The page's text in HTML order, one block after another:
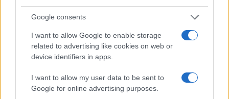
Google consents
I want to allow Google to enable storage
related to advertising like cookies on web or
device identifiers in apps.
I want to allow my user data to be sent to
Google for online advertising purposes.
Inter-Roma 5-2, lautaro e thuram
protagonisti e chivu elogia la
determinazione
Inter batte Roma 5-2 il 05/04/2026: la coppia Lautaro-
Martinez/Thuram torna decisiva e il tecnico esalta la
reazione nella ripresa
Francesca Galli · 6 Apr 2026